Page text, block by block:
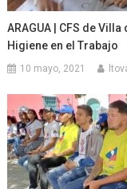
ARAGUA | CFS de
Higiene en el Trabajo
10 mayo, 2021